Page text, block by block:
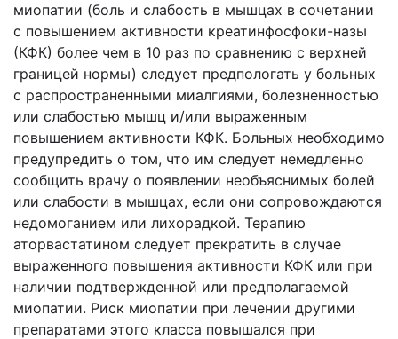
миопатии (боль и слабость в мышцах в сочетании
с повышением активности креатинфосфоки-назы
(КФК) более чем в 10 раз по сравнению с верхней
границей нормы) следу­ет предпологать у больных
с распространенными миалгиями, болезненностью
или слабостью мышц и/или выраженным
повышением активности КФК. Больных необходимо
предупредить о том, что им следует немедленно
сообщить врачу о появлении необъяснимых болей
или слабости в мышцах, если они сопровож­даются
недомоганием или лихорадкой. Терапию
аторвастатином следует пре­кратить в случае
выраженного повышения активности КФК или при
наличии подтвержденной или предполагаемой
миопатии. Риск миопатии при лечении другими
препаратами этого класса повышался при